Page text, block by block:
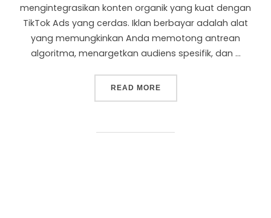
mengintegrasikan konten organik yang kuat dengan
TikTok Ads yang cerdas. Iklan berbayar adalah alat
yang memungkinkan Anda memotong antrean
algoritma, menargetkan audiens spesifik, dan …
READ MORE